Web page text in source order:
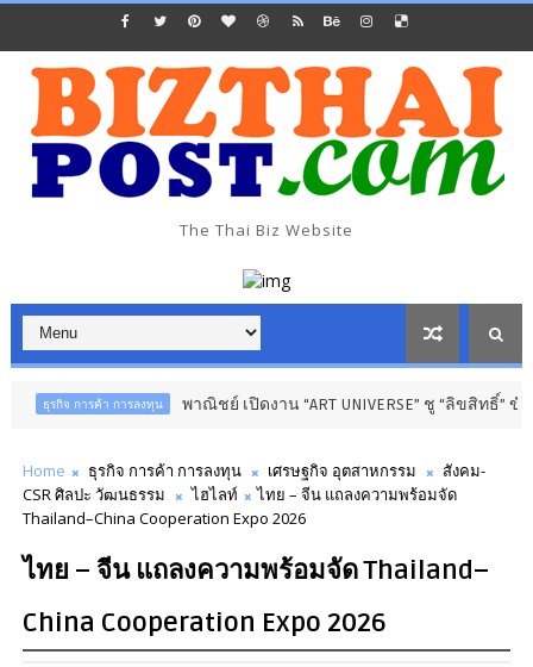
The Thai Biz Website
การค้า การลงทุน พาณิชย์ เปิดงาน “ART UNIVERSE” ชู “ลิขสิทธิ์” ขับเคลื่อน
Home ธุรกิจ การค้า การลงทุน เศรษฐกิจ อุตสาหกรรม
สังคม-
CSR ศิลปะ วัฒนธรรม
ไฮไลท์​
ไทย – จีน แถลงความพร้อมจัด
Thailand–China Cooperation Expo 2026
ไทย – จีน แถลงความพร้อมจัด Thailand–
China Cooperation Expo 2026